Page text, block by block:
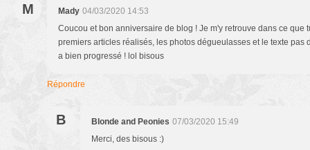
M Mady 04/03/2020 14:53
Coucou et bon anniversaire de blog ! Je m'y retrouve dans ce que
premiers articles réalisés, les photos dégueulasses et le texte pas
a bien progressé ! lol bisous
Répondre
B Blonde and Peonies 07/03/2020 15:49
Merci, des bisous :)